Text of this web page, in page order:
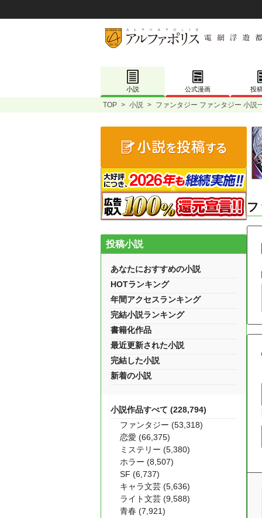
小説 公式漫画 投
TOP > 小説 > ファンタジー ファンタジー 小説
投稿小説
あなたにおすすめの小説
HOTランキング
年間アクセスランキング
完結小説ランキング
書籍化作品
最近更新された小説
完結した小説
新着の小説
小説作品すべて (228,794)
ファンタジー (53,318)
恋愛 (66,375)
ミステリー (5,380)
ホラー (8,507)
SF (6,737)
キャラ文芸 (5,636)
ライト文芸 (9,588)
青春 (7,921)